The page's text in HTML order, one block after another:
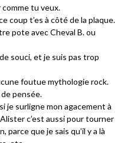
tu veux.
coup t’es à côté de la plaque.
pote avec Cheval B. ou
souci, et je suis pas trop
foutue mythologie rock.
de pensée.
je surligne mon agacement à
c’est aussi pour tourner
parce que je sais qu’il y a là